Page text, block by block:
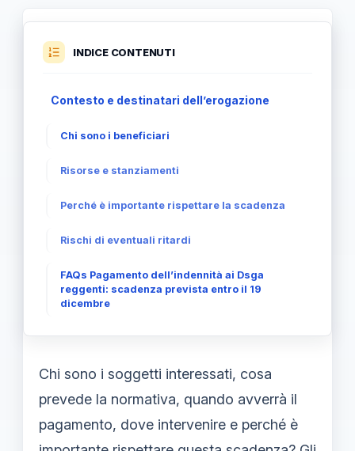
INDICE CONTENUTI
Contesto e destinatari dell’erogazione
Chi sono i beneficiari
Risorse e stanziamenti
Perché è importante rispettare la scadenza
Rischi di eventuali ritardi
FAQs Pagamento dell’indennità ai Dsga
reggenti: scadenza prevista entro il 19
dicembre
Chi sono i soggetti interessati, cosa
prevede la normativa, quando avverrà il
pagamento, dove intervenire e perché è